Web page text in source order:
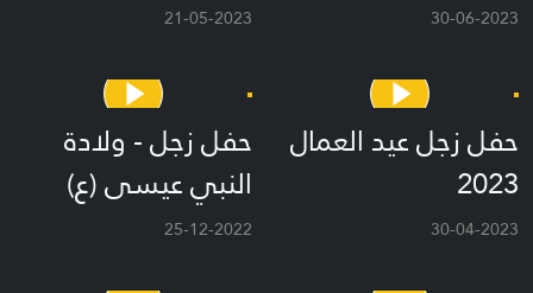
30-06-2023
21-05-2023
حفل زجل عيد العمال
2023
30-04-2023
حفل زجل - ولادة
النبي عيسى (ع)
25-12-2022